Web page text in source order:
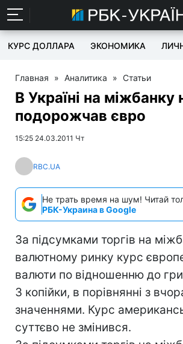
КУРС ДОЛЛАРА ЭКОНОМИКА
Главная » Аналитика » Статьи
В Україні на міжбанку
подорожчав євро
15:25 24.03.2011 Чт
RBC.UA
Не трать время на шум! Читай
РБК-Украина в Google
За підсумками торгів на
валютному ринку курс
валюти по відношенню до
3 копійки, в порівнянні з
значеннями. Курс
суттєво не змінився.